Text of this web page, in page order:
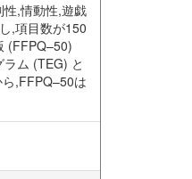
,情動性,遊戯
,項目数が150
(FFPQ–50)
ム (TEG) と
,FFPQ–50は